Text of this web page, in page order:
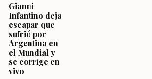
Gianni
Infantino deja
escapar que
sufrió por
Argentina en
el Mundial y
se corrige en
vivo